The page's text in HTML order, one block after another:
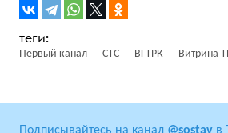
Первый канал СТС ВГТРК Витрина